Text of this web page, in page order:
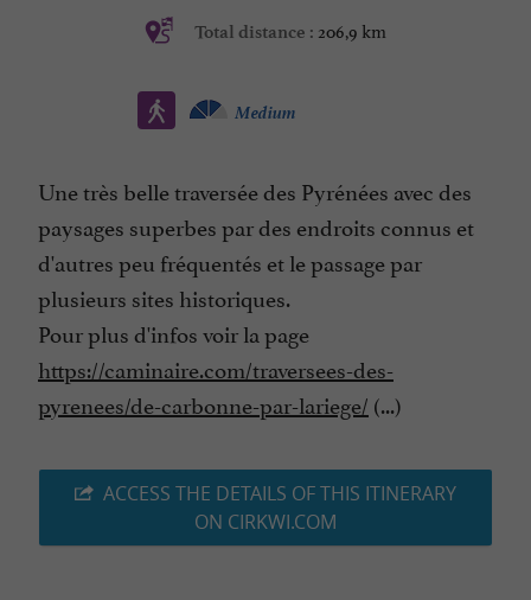
Total distance : 206,9 km
Medium
Une très belle traversée des Pyrénées avec des
paysages superbes par des endroits connus et
d'autres peu fréquentés et le passage par
plusieurs sites historiques.
Pour plus d'infos voir la page
https://caminaire.com/traversees-des-
pyrenees/de-carbonne-par-lariege/ (...)
ACCESS THE DETAILS OF THIS ITINERARY
ON CIRKWI.COM